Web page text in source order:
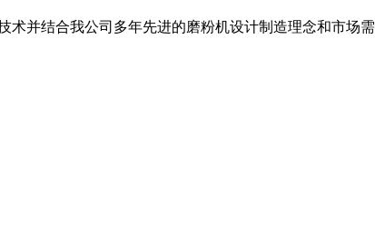
并结合我公司多年先进的磨粉机设计制造理念和市场